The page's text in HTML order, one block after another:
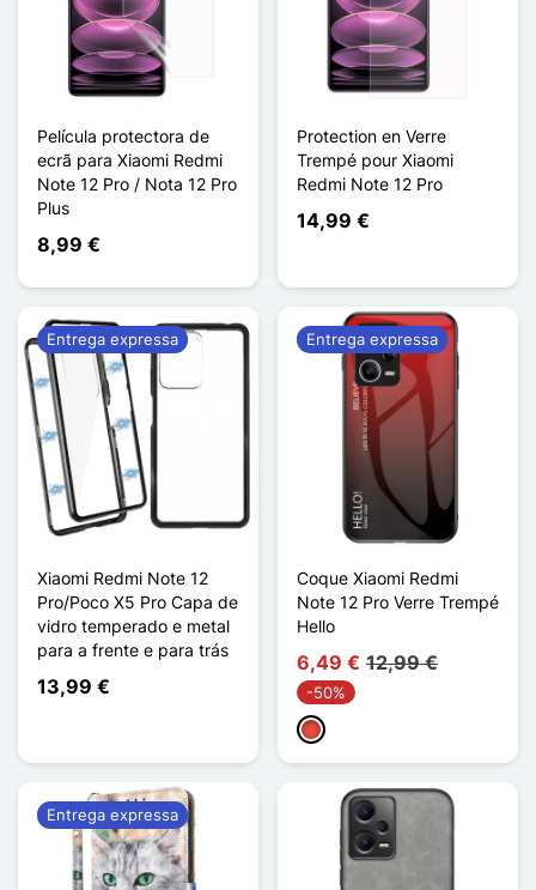
Película protectora de
ecrã para Xiaomi Redmi
Note 12 Pro / Nota 12 Pro
Plus
8,99 €
Protection en Verre
Trempé pour Xiaomi
Redmi Note 12 Pro
14,99 €
Xiaomi Redmi Note 12
Pro/Poco X5 Pro Capa de
vidro temperado e metal
para a frente e para trás
13,99 €
Entrega expressa
Coque Xiaomi Redmi
Note 12 Pro Verre Trempé
Hello
6,49 € 12,99 €
-50%
Vermelho
Entrega expressa
Entrega expressa